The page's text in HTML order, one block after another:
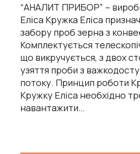
“АНАЛИТ ПРИБОР” –
Еліса Кружка Еліса
забору проб зерна з
Комплектується
що викручується, з двох
узяття проби з
потоку. Принцип роботи
Кружку Еліса необхідно
навантажити…